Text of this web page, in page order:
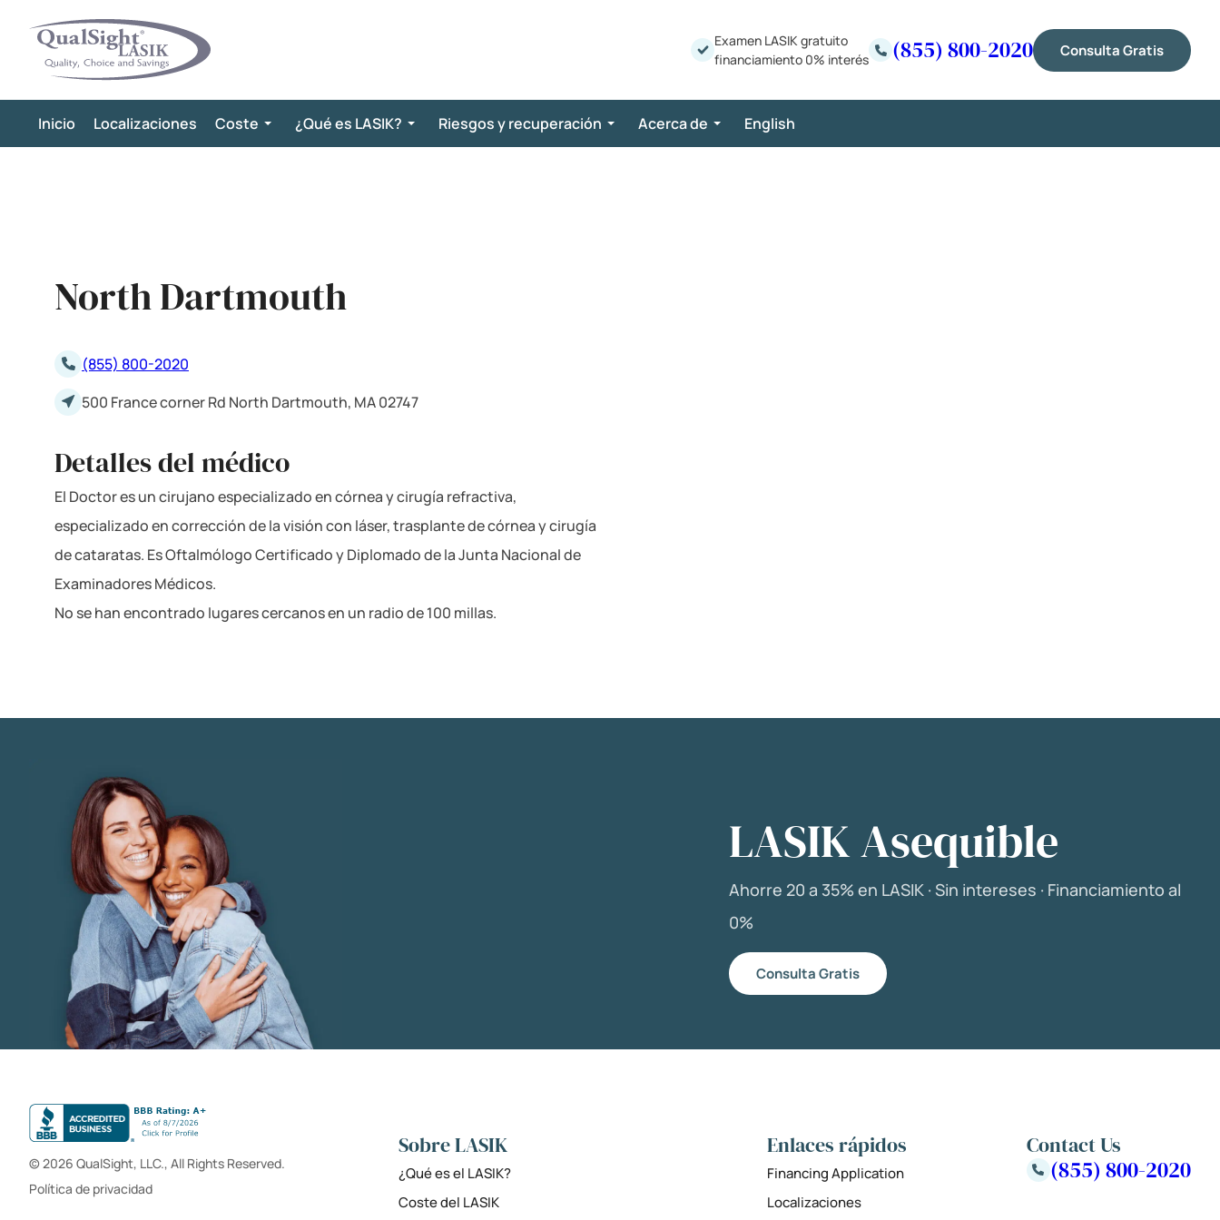
contenido
Examen LASIK gratuito
financiamiento 0% interés
(855) 800-2020 Consulta Gratis
Inicio Localizaciones Coste ¿Qué es LASIK? Riesgos y recuperación Acerca de English
North Dartmouth
(855) 800-2020
500 France corner Rd North Dartmouth, MA 02747
Detalles del médico
El Doctor es un cirujano especializado en córnea y cirugía refractiva,
especializado en corrección de la visión con láser, trasplante de córnea y cirugía
de cataratas. Es Oftalmólogo Certificado y Diplomado de la Junta Nacional de
Examinadores Médicos.
No se han encontrado lugares cercanos en un radio de 100 millas.
LASIK Asequible
Ahorre 20 a 35% en LASIK · Sin intereses · Financiamiento al
0%
Consulta Gratis
© 2026 QualSight, LLC., All Rights Reserved.
Política de privacidad
Sobre LASIK
¿Qué es el LASIK?
Coste del LASIK
Enlaces rápidos
Financing Application
Localizaciones
Contact Us
(855) 800-2020